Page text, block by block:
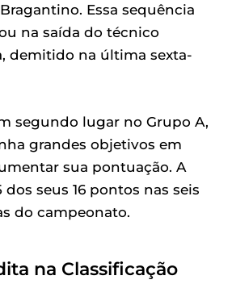
Essa sequência
na saída do técnico
demitido na última sexta-
segundo lugar no Grupo A,
grandes objetivos em
sua pontuação. A
seus 16 pontos nas seis
do campeonato.
na Classificação